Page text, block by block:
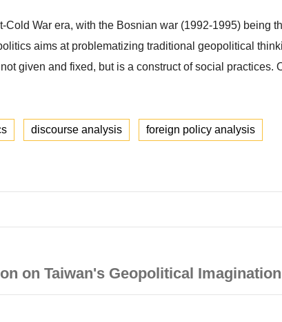
War era, with the Bosnian war (1992-1995) being
aims at problematizing traditional geopolitical
given and fixed, but is a construct of social practices.
discourse analysis foreign policy analysis
on Taiwan's Geopolitical Imagination